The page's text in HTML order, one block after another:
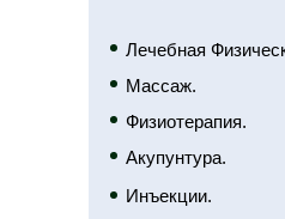
Лечебная
Массаж.
Физиотерапия.
Акупунтура.
Инъекции.